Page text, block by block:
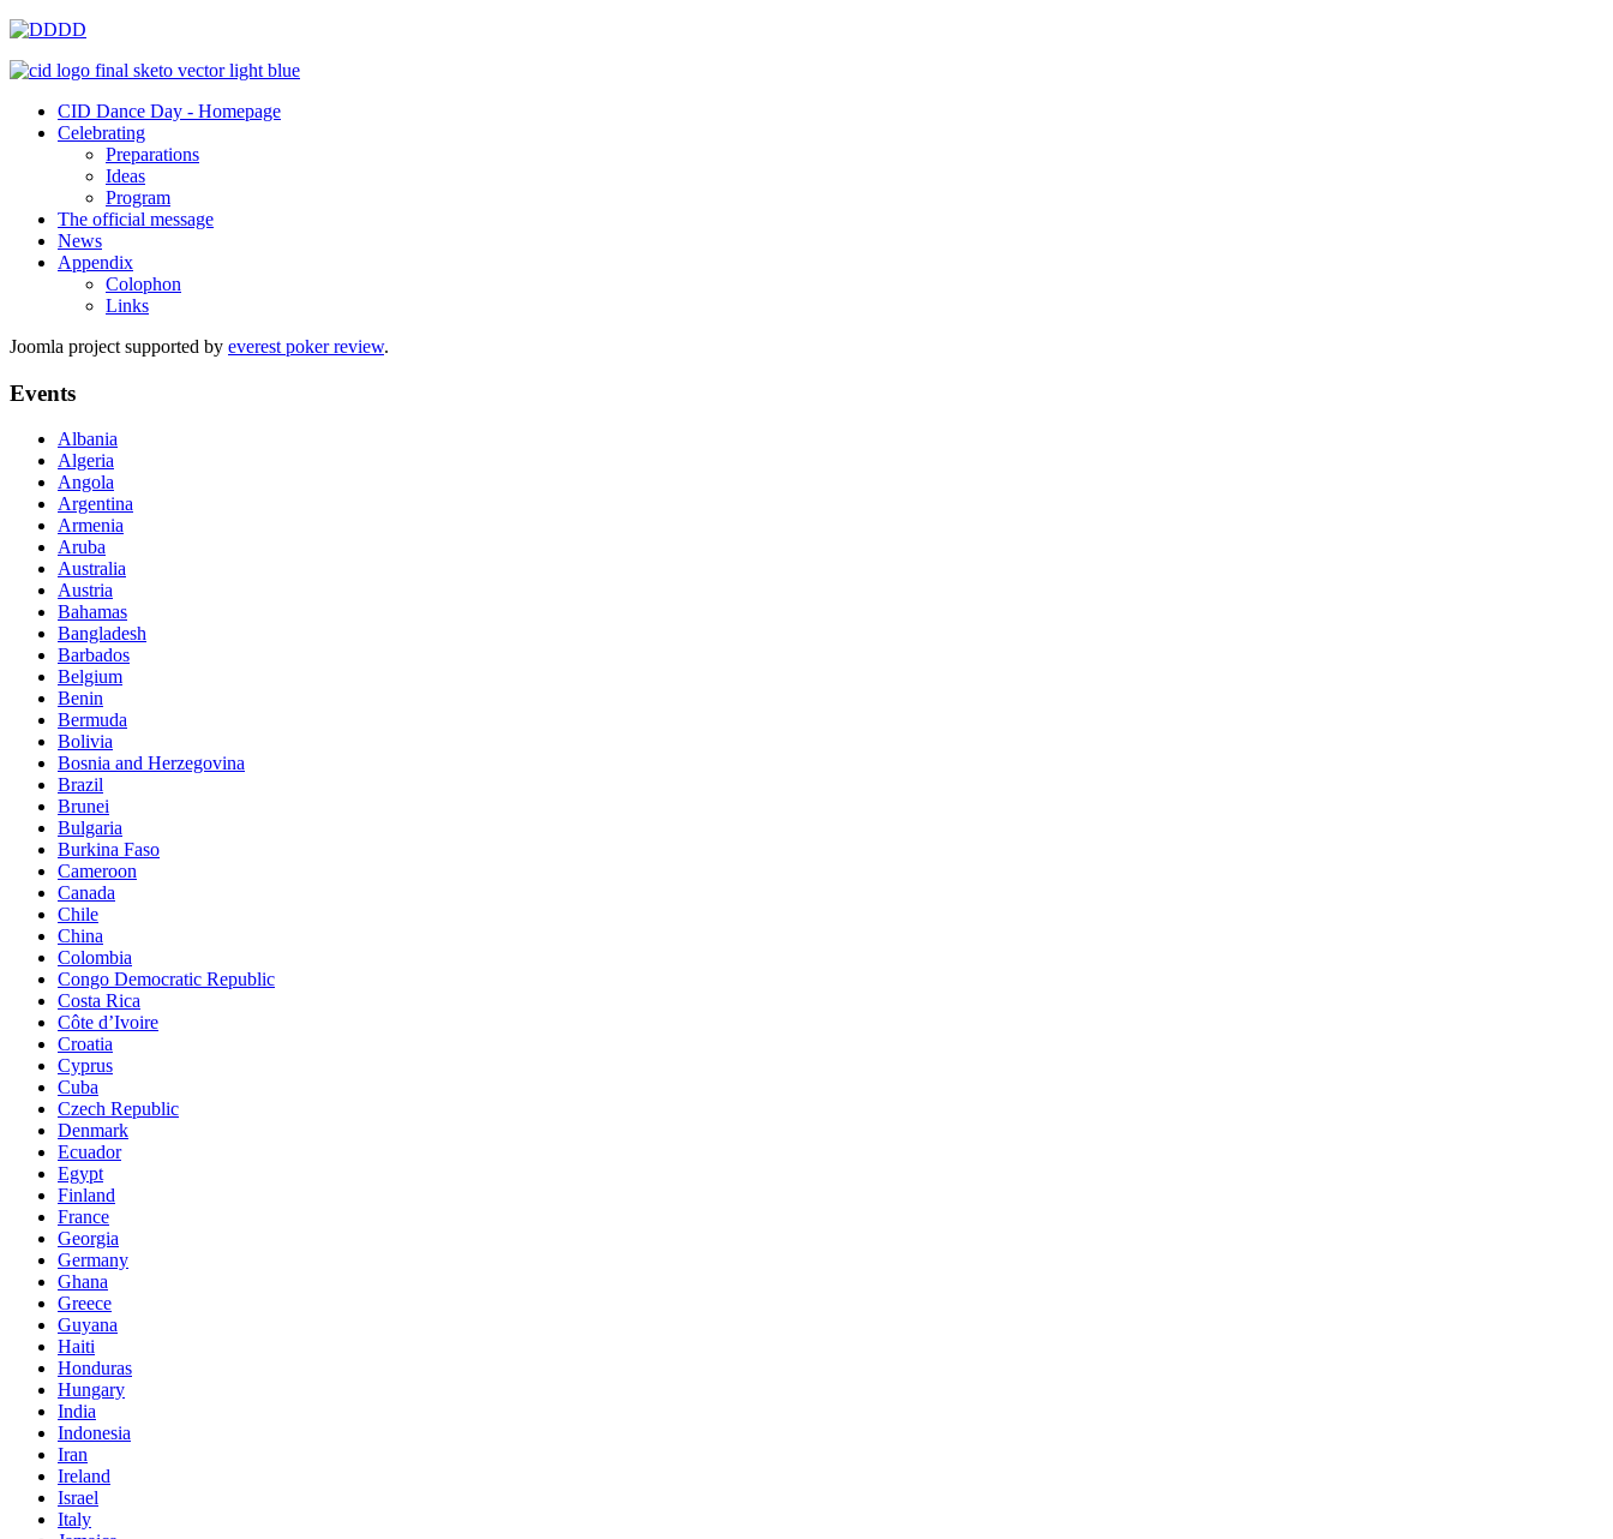
CID Dance Day - Homepage
Celebrating
Preparations
Ideas
Program
The official message
News
Appendix
Colophon
Links
Joomla project supported by everest poker review.
Events
Albania
Algeria
Angola
Argentina
Armenia
Aruba
Australia
Austria
Bahamas
Bangladesh
Barbados
Belgium
Benin
Bermuda
Bolivia
Bosnia and Herzegovina
Brazil
Brunei
Bulgaria
Burkina Faso
Cameroon
Canada
Chile
China
Colombia
Congo Democratic Republic
Costa Rica
Côte d’Ivoire
Croatia
Cyprus
Cuba
Czech Republic
Denmark
Ecuador
Egypt
Finland
France
Georgia
Germany
Ghana
Greece
Guyana
Haiti
Honduras
Hungary
India
Indonesia
Iran
Ireland
Israel
Italy